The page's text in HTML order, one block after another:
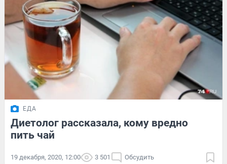
ЕДА
Диетолог рассказала, кому вредно
пить чай
19 декабря, 2020, 12:00 3 501 Обсудить